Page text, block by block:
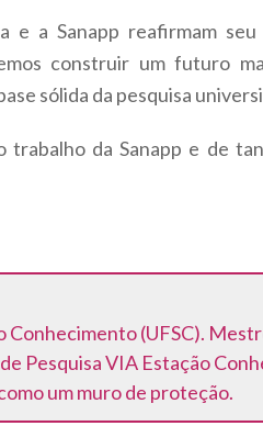
e a Sanapp reafirmam
construir um futuro
sólida da pesquisa
trabalho da Sanapp e de
(UFSC).
Pesquisa VIA Estação
um muro de proteção.